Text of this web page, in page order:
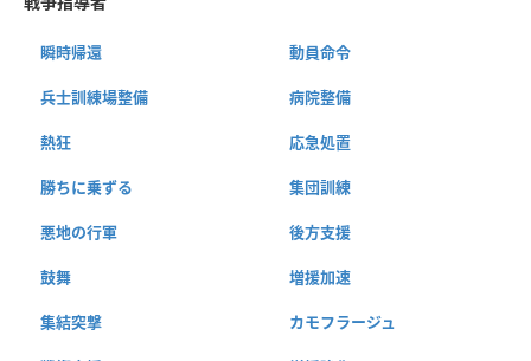
瞬時帰還 動員命令
兵士訓練場整備 病院整備
熱狂 応急処置
勝ちに乗ずる 集団訓練
悪地の行軍 後方支援
鼓舞 増援加速
集結突撃 カモフラージュ